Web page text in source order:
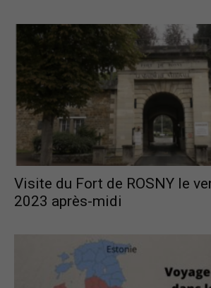
Visite du Fort de ROSNY le
2023 après-midi